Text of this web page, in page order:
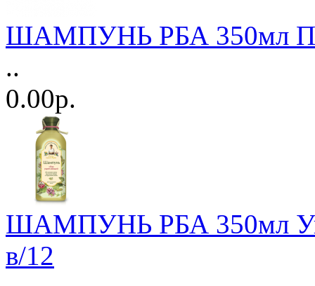
ШАМПУНЬ РБА 350мл
..
0.00р.
ШАМПУНЬ РБА 350мл
в/12